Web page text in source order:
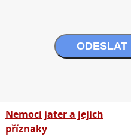
ODESLAT
Nemoci jater a jejich
příznaky